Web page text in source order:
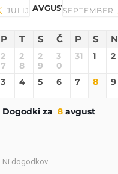
JULIJ AVGUST 2026SEPTEMBER
P T S Č P S N
2
7
2
8
2
9
3
0
31 1 2
3 4 5 6 7 8 9
Dogodki za 8avgust
Ni dogodkov